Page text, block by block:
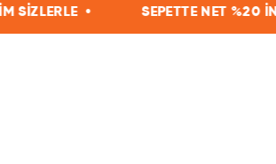
SEPETTE NET %20 İNDİRİM SİZLERLE